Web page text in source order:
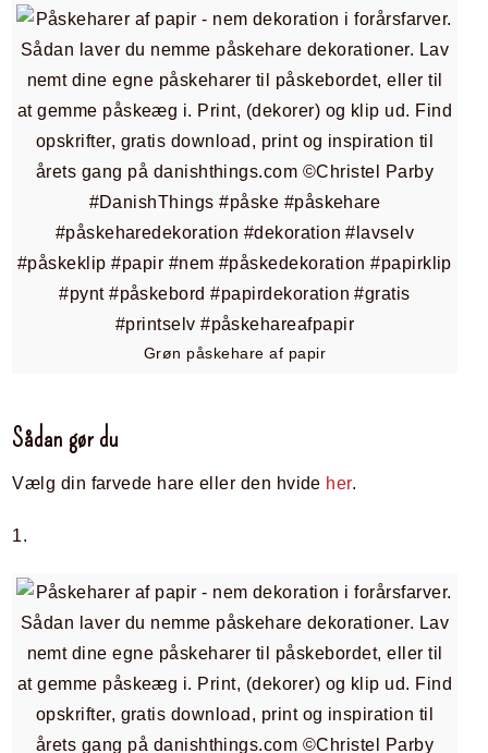
Grøn påskehare af papir
Sådan gør du
Vælg din farvede hare eller den hvide her.
1.